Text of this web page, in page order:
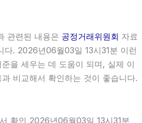
관련된 내용은 공정거래위원회 자료
다. 2026년06월03일 13시31분 이런
을 세우는 데 도움이 되며, 실제 이
비교해서 확인하는 것이 좋습니다.
확인 2026년06월03일 13시31분